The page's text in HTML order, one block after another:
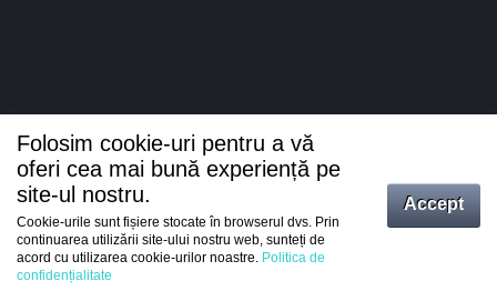
Intrați
Folosim cookie-uri pentru a vă
oferi cea mai bună experiență pe
site-ul nostru.
Cookie-urile sunt fișiere stocate în browserul dvs. Prin
continuarea utilizării site-ului nostru web, sunteți de
acord cu utilizarea cookie-urilor noastre. Politica de
confidențialitate
Accept